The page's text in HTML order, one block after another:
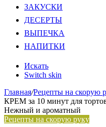
ЗАКУСКИ
ДЕСЕРТЫ
ВЫПЕЧКА
НАПИТКИ
Искать
Switch skin
Главная/Рецепты на скорую
КРЕМ за 10 минут для
Нежный и ароматный
Рецепты на скорую руку